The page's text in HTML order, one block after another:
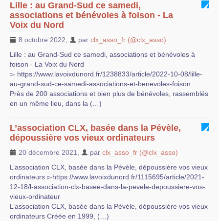
Lille : au Grand-Sud ce samedi,
associations et bénévoles à foison - La
Voix du Nord
8 octobre 2022 par clx_asso_fr (@clx_asso)
Lille : au Grand-Sud ce samedi, associations et bénévoles à
foison - La Voix du Nord
▻ https://www.lavoixdunord.fr/1238833/article/2022-10-08/lille-
au-grand-sud-ce-samedi-associations-et-benevoles-foison
Près de 200 associations et bien plus de bénévoles, rassemblés
en un même lieu, dans la (…)
L’association CLX, basée dans la Pévèle,
dépoussière vos vieux ordinateurs
20 décembre 2021 par clx_asso_fr (@clx_asso)
L’association CLX, basée dans la Pévèle, dépoussière vos vieux
ordinateurs ▻https://www.lavoixdunord.fr/1115695/article/2021-
12-18/l-association-clx-basee-dans-la-pevele-depoussiere-vos-
vieux-ordinateur
L’association CLX, basée dans la Pévèle, dépoussière vos vieux
ordinateurs Créée en 1999, (…)